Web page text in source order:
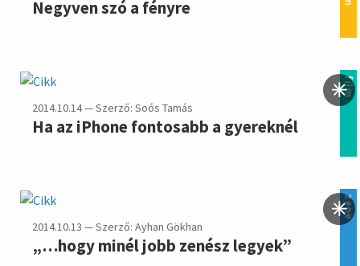
Negyven szó a fényre
film
2014.10.14 — Szerző: Soós Tamás
Ha az iPhone fontosabb a gyereknél
zene
2014.10.13 — Szerző: Ayhan Gökhan
„…hogy minél jobb zenész legyek”